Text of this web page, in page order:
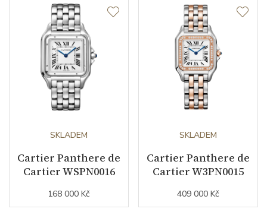
SKLADEM
Cartier Panthere de
Cartier WSPN0016
168 000 Kč
SKLADEM
Cartier Panthere de
Cartier W3PN0015
409 000 Kč